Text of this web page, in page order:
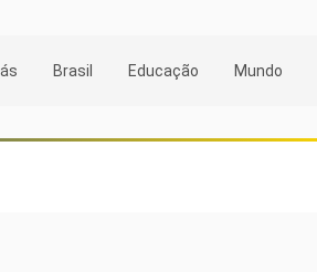
Brasil Educação Mundo